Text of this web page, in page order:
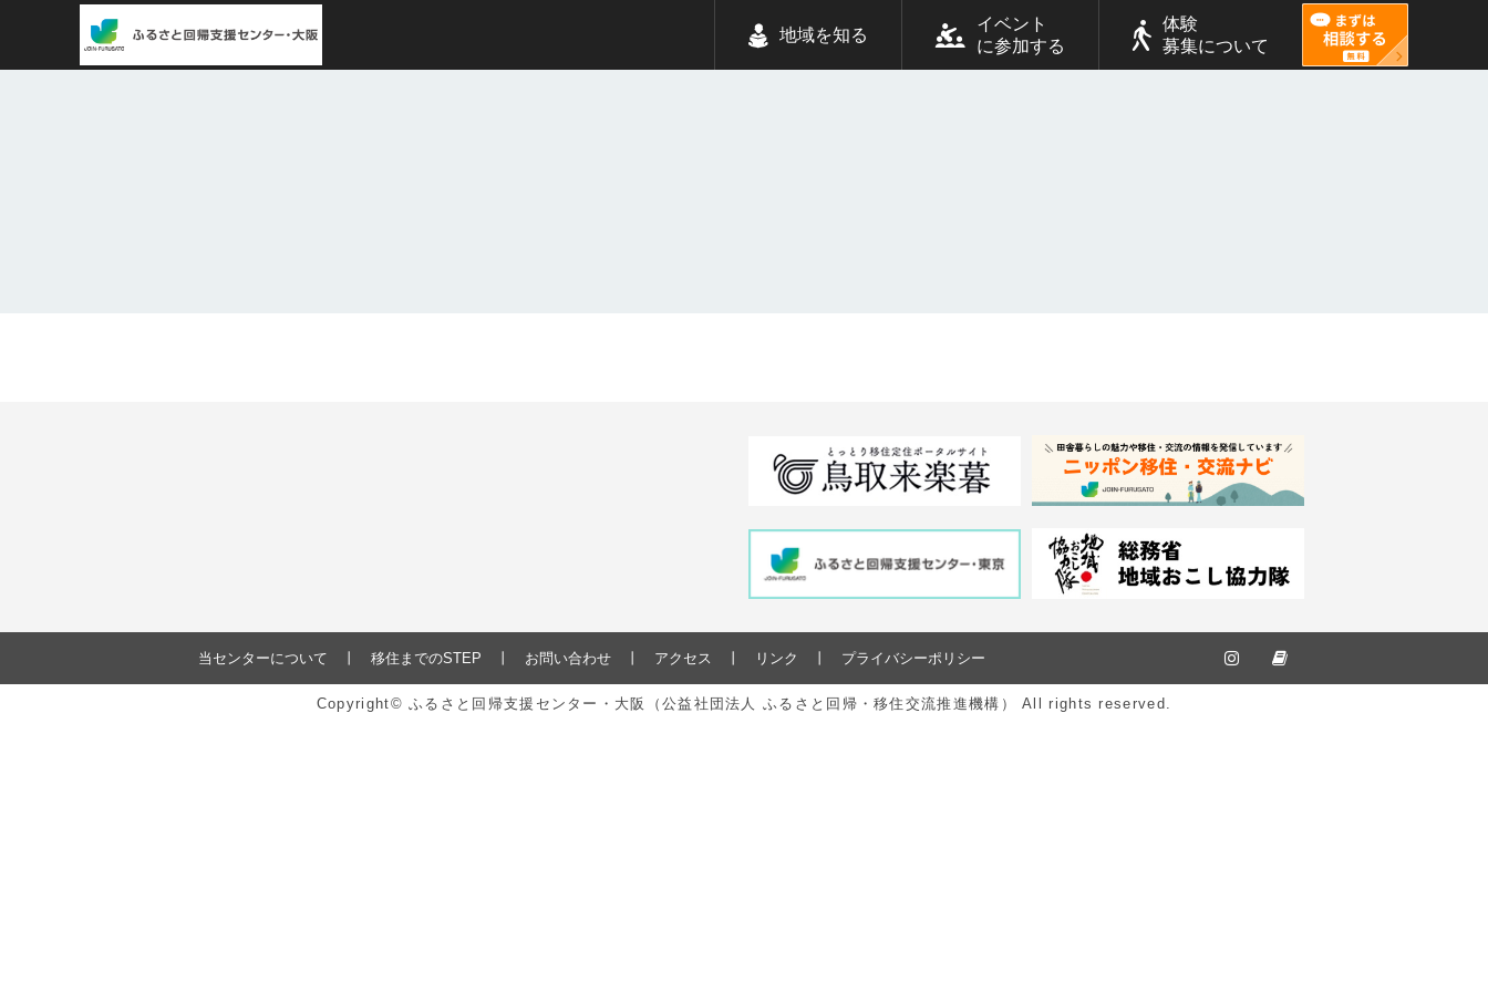
地域を知る
イベント
に参加する
体験
募集について
当センターについて 移住までのSTEP お問い合わせ アクセス リンク プライバシーポリシー
Copyright© ふるさと回帰支援センター・大阪（公益社団法人 ふるさと回帰・移住交流推進機構） All rights reserved.